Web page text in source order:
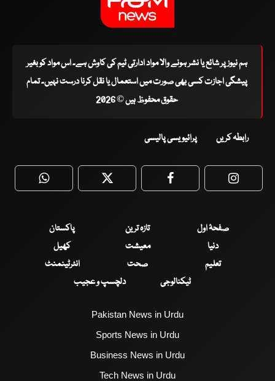
ہم نیوز پر شائع یا نشر ہونے والا مواد ادارتی ٹیم کی کاوش ہے۔ اس مواد کو بغیر
پیشگی اجازت کسی بھی صورت میں استعمال یا نقل کرنا درست نہیں۔ تمام
حقوق محفوظ ہیں © 2026
رابطہ کریں پرائیویسی پالیسی
WhatsApp Twitter Facebook
صفحۂ اول تازہ ترین
پاکستان
دنیا
معیشت
کھیل
تعلیم
صحت
انٹرٹینمنٹ
ٹیکنالوجی
دلچسپ و عجیب
Pakistan News in Urdu
Sports News in Urdu
Business News in Urdu
Tech News in Urdu